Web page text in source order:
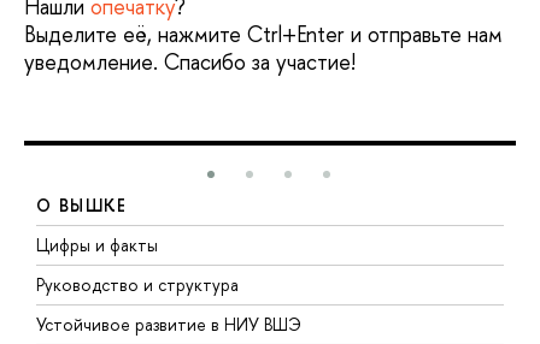
Нашли опечатку?
Выделите её, нажмите Ctrl+Enter и отправьте нам
уведомление. Спасибо за участие!
О ВЫШКЕ
Цифры и факты
Руководство и структура
Устойчивое развитие в НИУ ВШЭ